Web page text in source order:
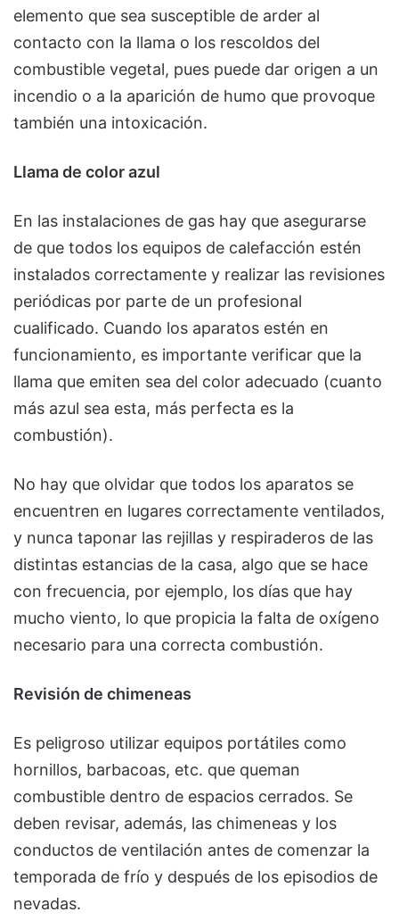
elemento que sea susceptible de arder al
contacto con la llama o los rescoldos del
combustible vegetal, pues puede dar origen a un
incendio o a la aparición de humo que provoque
también una intoxicación.
Llama de color azul
En las instalaciones de gas hay que asegurarse
de que todos los equipos de calefacción estén
instalados correctamente y realizar las revisiones
periódicas por parte de un profesional
cualificado. Cuando los aparatos estén en
funcionamiento, es importante verificar que la
llama que emiten sea del color adecuado (cuanto
más azul sea esta, más perfecta es la
combustión).
No hay que olvidar que todos los aparatos se
encuentren en lugares correctamente ventilados,
y nunca taponar las rejillas y respiraderos de las
distintas estancias de la casa, algo que se hace
con frecuencia, por ejemplo, los días que hay
mucho viento, lo que propicia la falta de oxígeno
necesario para una correcta combustión.
Revisión de chimeneas
Es peligroso utilizar equipos portátiles como
hornillos, barbacoas, etc. que queman
combustible dentro de espacios cerrados. Se
deben revisar, además, las chimeneas y los
conductos de ventilación antes de comenzar la
temporada de frío y después de los episodios de
nevadas.